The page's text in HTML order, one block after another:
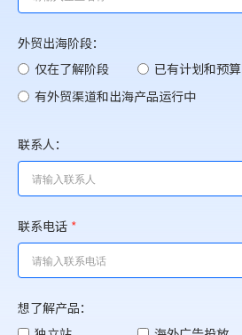
外贸出海阶段：
仅在了解阶段
已有计划和预算
有外贸渠道和出海产品运行中
联系人：
联系电话 *
想了解产品：